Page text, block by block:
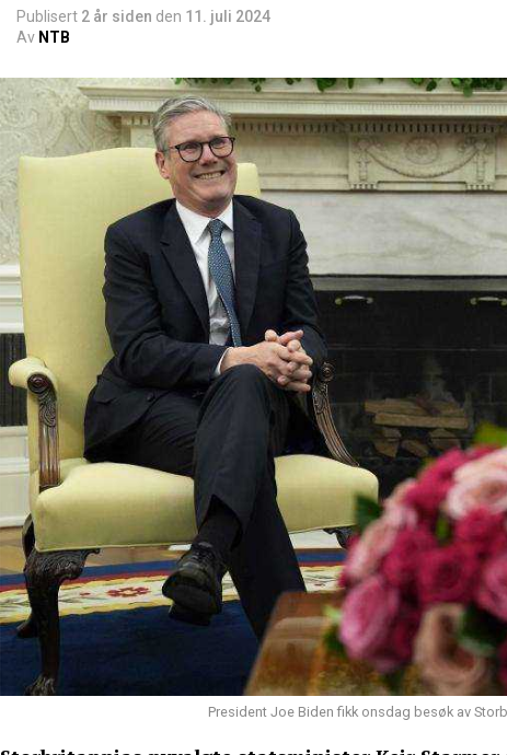
Publisert 2 år siden den 11. juli 2024
Av NTB
President Joe Biden fikk onsdag besøk av